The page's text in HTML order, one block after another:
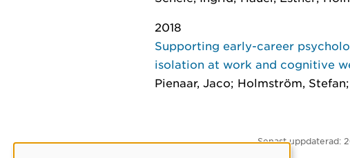
2018
Supporting early-career
isolation at work and cognitive
Pienaar, Jaco; Holmström,
Senast uppdaterad: